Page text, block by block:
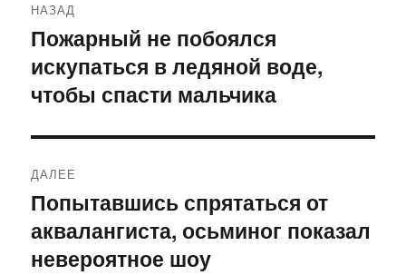
по
записям
НАЗАД
Предыдущая
запись:
Пожарный не побоялся
искупаться в ледяной воде,
чтобы спасти мальчика
ДАЛЕЕ
Следующая
запись:
Попытавшись спрятаться от
аквалангиста, осьминог показал
невероятное шоу